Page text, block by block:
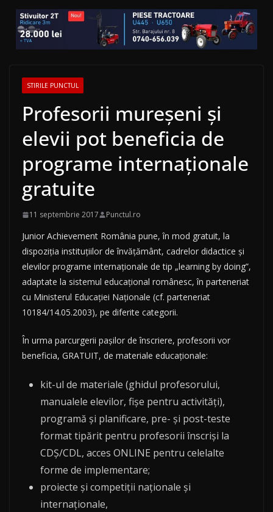
STIRILE PUNCTUL
Profesorii mureșeni și
elevii pot beneficia de
programe internaționale
gratuite
11 septembrie 2017 Punctul.ro
Junior Achievement România pune, în mod gratuit, la
dispoziția instituţiilor de învățământ, cadrelor didactice și
elevilor programe internaționale de tip „learning by doing”,
adaptate la sistemul educațional românesc, în parteneriat
cu Ministerul Educației Naționale (cf. parteneriat
10184/14.05.2003), pe diferite categorii.
În urma parcurgerii pașilor de înscriere, profesorii vor
beneficia, GRATUIT, de materiale educaționale:
kit-ul de materiale (ghidul profesorului,
manualele elevilor, fișe pentru activități),
programă și planificare, pre- și post-teste
format tipărit pentru profesorii înscriși la
CDȘ/CDL, acces ONLINE pentru celelalte
forme de implementare;
proiecte și competiții naționale și
internaționale,